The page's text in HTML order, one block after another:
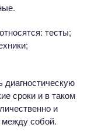
тесты;
диагностическую
сроки и в таком
и
между собой.